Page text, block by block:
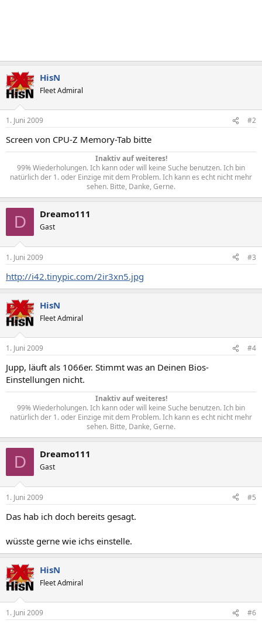
HisN
Fleet Admiral
1. Juni 2009 #2
Screen von CPU-Z Memory-Tab bitte
Inaktiv auf weiteres!
99% Wiederholungen. Ich kann oder will keine Suche benutzen. Ich bin
natürlich der 1. oder Einzige mit dem Problem. Ich kann es echt nicht mehr
sehen. Bitte, Danke, Gerne.​
D Dreamo111
Gast
1. Juni 2009 #3
http://i42.tinypic.com/2ir3xn5.jpg
HisN
Fleet Admiral
1. Juni 2009 #4
Jupp, läuft als 1066er. Stimmt was an Deinen Bios-
Einstellungen nicht.
Inaktiv auf weiteres!
99% Wiederholungen. Ich kann oder will keine Suche benutzen. Ich bin
natürlich der 1. oder Einzige mit dem Problem. Ich kann es echt nicht mehr
sehen. Bitte, Danke, Gerne.​
D Dreamo111
Gast
1. Juni 2009 #5
Das hab ich doch bereits gesagt.
wüsste gerne wie ichs einstelle.
HisN
Fleet Admiral
1. Juni 2009 #6